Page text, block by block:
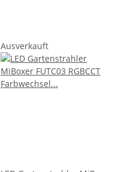
Ausverkauft